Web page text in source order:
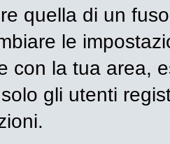
quella di un
le
con la tua area,
gli utenti